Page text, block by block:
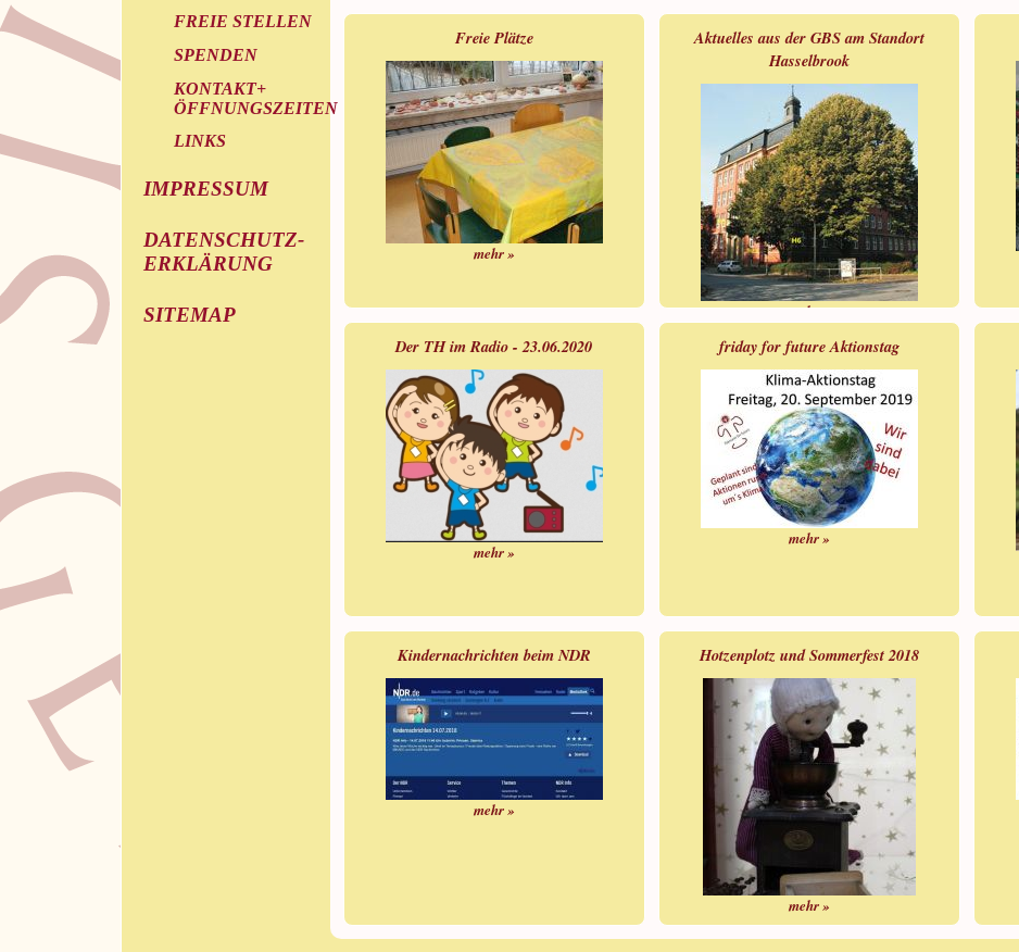
Cookie Consent plugin for the EU cookie law
FREIE STELLEN
SPENDEN
KONTAKT+
ÖFFNUNGSZEITEN
LINKS
IMPRESSUM
DATENSCHUTZ-
ERKLÄRUNG
SITEMAP
Freie Plätze
mehr »
Aktuelles aus der GBS am Standort
Hasselbrook
mehr »
Der TH im Radio - 23.06.2020
mehr »
friday for future Aktionstag
mehr »
Kindernachrichten beim NDR
mehr »
Hotzenplotz und Sommerfest 2018
mehr »